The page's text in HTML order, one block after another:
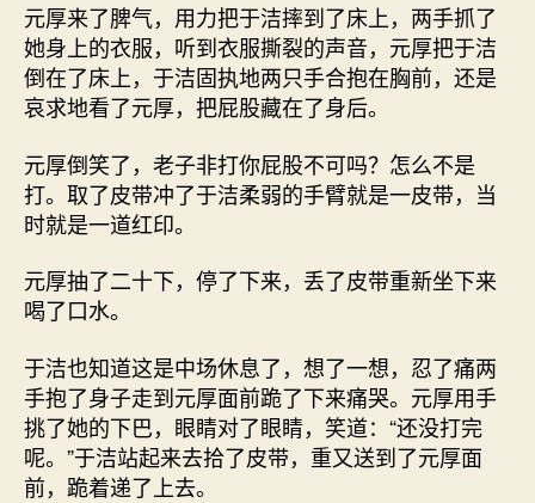
元厚来了脾气，用力把于洁摔到了床上，两手抓了
她身上的衣服，听到衣服撕裂的声音，元厚把于洁
倒在了床上，于洁固执地两只手合抱在胸前，还是
哀求地看了元厚，把屁股藏在了身后。
元厚倒笑了，老子非打你屁股不可吗？怎么不是
打。取了皮带冲了于洁柔弱的手臂就是一皮带，当
时就是一道红印。
元厚抽了二十下，停了下来，丢了皮带重新坐下来
喝了口水。
于洁也知道这是中场休息了，想了一想，忍了痛两
手抱了身子走到元厚面前跪了下来痛哭。元厚用手
挑了她的下巴，眼睛对了眼睛，笑道：“还没打完
呢。”于洁站起来去拾了皮带，重又送到了元厚面
前，跪着递了上去。